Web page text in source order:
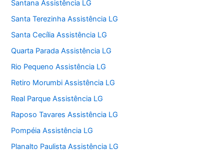
Santana Assistência LG
Santa Terezinha Assistência LG
Santa Cecília Assistência LG
Quarta Parada Assistência LG
Rio Pequeno Assistência LG
Retiro Morumbi Assistência LG
Real Parque Assistência LG
Raposo Tavares Assistência LG
Pompéia Assistência LG
Planalto Paulista Assistência LG